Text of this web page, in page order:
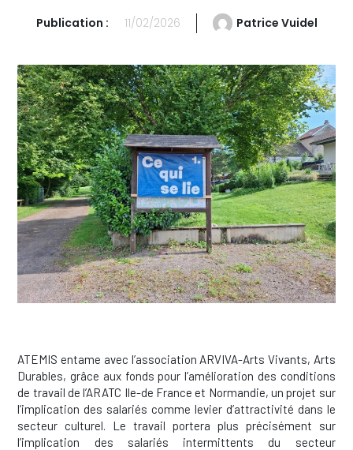
Publication : 11/02/2026 Patrice Vuidel
ATEMIS entame avec l’association ARVIVA-Arts Vivants, Arts
Durables, grâce aux fonds pour l’amélioration des conditions
de travail de l’ARATC Ile-de France et Normandie, un projet sur
l’implication des salariés comme levier d’attractivité dans le
secteur culturel. Le travail portera plus précisément sur
l’implication des salariés intermittents du secteur